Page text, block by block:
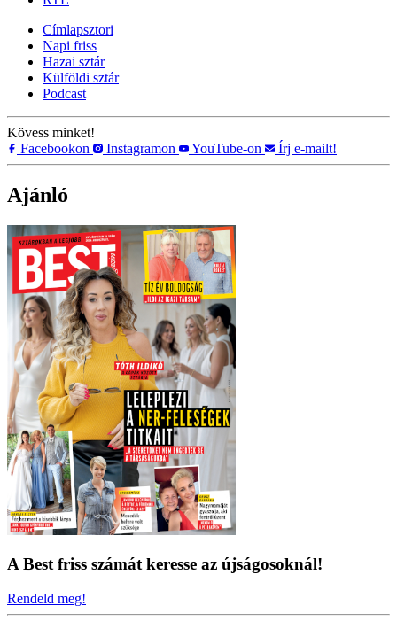
Címlapsztori
Napi friss
Hazai sztár
Külföldi sztár
Podcast
Kövess minket!
Facebookon
Instagramon YouTube-on Írj e-mailt!
Ajánló
A Best friss számát keresse az újságosoknál!
Rendeld meg!